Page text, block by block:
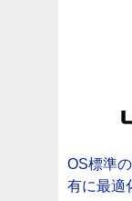
OS標準
有に最適